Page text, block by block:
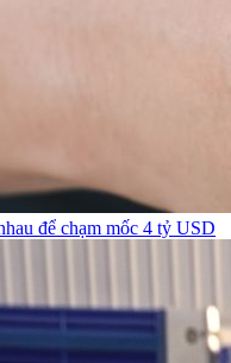
để chạm mốc 4 tỷ USD